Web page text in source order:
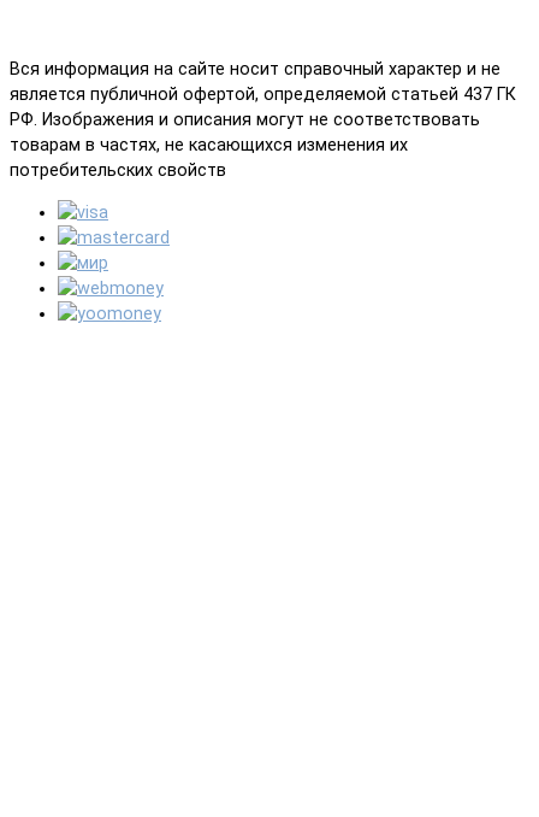
Вся информация на сайте носит справочный характер и не
является публичной офертой, определяемой статьей 437 ГК
РФ. Изображения и описания могут не соответствовать
товарам в частях, не касающихся изменения их
потребительских свойств